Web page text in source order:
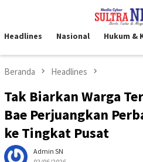
kontenMobile
Headlines Nasional Hukum &
Beranda Headlines
Tak Biarkan Warga
Bae Perjuangkan
ke Tingkat Pusat
Admin SN